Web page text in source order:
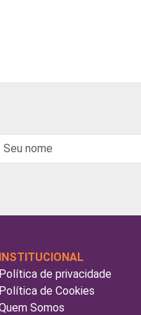
INSTITUCIONAL
Política de privacidade
Política de Cookies
Somos